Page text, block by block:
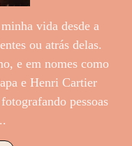
vida desde a
ou atrás delas.
e em nomes como
e Henri Cartier
pessoas